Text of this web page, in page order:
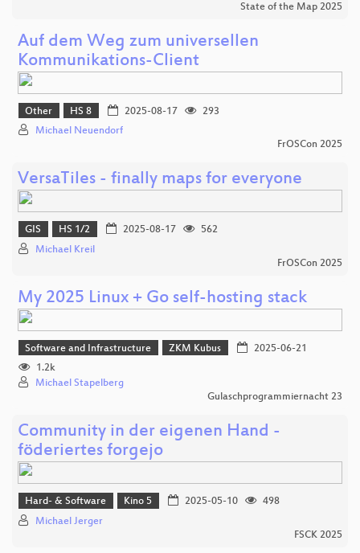
State of the Map 2025
Auf dem Weg zum universellen
Kommunikations-Client
Other HS 8 2025-08-17
293
Michael Neuendorf
FrOSCon 2025
VersaTiles - finally maps for everyone
GIS HS 1/2 2025-08-17
562
Michael Kreil
FrOSCon 2025
My 2025 Linux + Go self-hosting stack
Software and Infrastructure ZKM Kubus
2025-06-21
1.2k
Michael Stapelberg
Gulaschprogrammiernacht 23
Community in der eigenen Hand -
föderiertes forgejo
Hard- & Software Kino 5 2025-05-10
498
Michael Jerger
FSCK 2025